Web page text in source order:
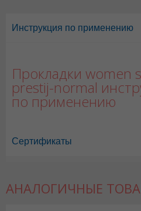
Инструкция по применению
Прокладки women
prestij-normal
по применению
Сертификаты
АНАЛОГИЧНЫЕ